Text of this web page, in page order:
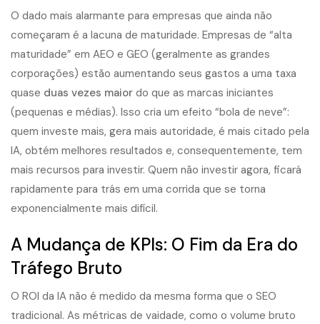
O dado mais alarmante para empresas que ainda não
começaram é a lacuna de maturidade. Empresas de “alta
maturidade” em AEO e GEO (geralmente as grandes
corporações) estão aumentando seus gastos a uma taxa
quase duas vezes maior do que as marcas iniciantes
(pequenas e médias). Isso cria um efeito “bola de neve”:
quem investe mais, gera mais autoridade, é mais citado pela
IA, obtém melhores resultados e, consequentemente, tem
mais recursos para investir. Quem não investir agora, ficará
rapidamente para trás em uma corrida que se torna
exponencialmente mais difícil.
A Mudança de KPIs: O Fim da Era do
Tráfego Bruto
O ROI da IA não é medido da mesma forma que o SEO
tradicional. As métricas de vaidade, como o volume bruto